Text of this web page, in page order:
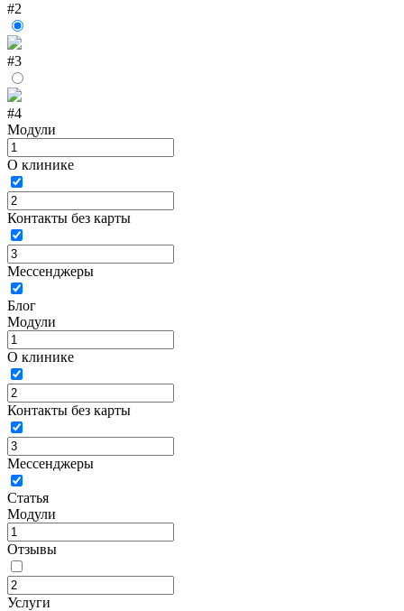
#2
#3
#4
Модули
О клинике
Контакты без карты
Мессенджеры
Блог
Модули
О клинике
Контакты без карты
Мессенджеры
Статья
Модули
Отзывы
Услуги